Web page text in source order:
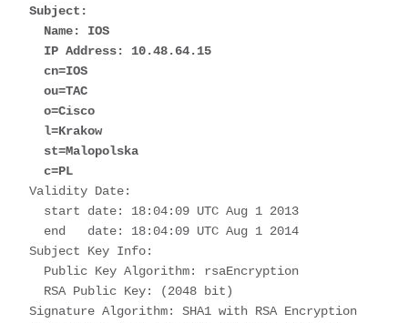
Subject:
Name: IOS
IP Address: 10.48.64.15
cn=IOS
ou=TAC
o=Cisco
l=Krakow
st=Malopolska
c=PL
Validity Date:
start date: 18:04:09 UTC Aug 1 2013
end   date: 18:04:09 UTC Aug 1 2014
Subject Key Info:
Public Key Algorithm: rsaEncryption
RSA Public Key: (2048 bit)
Signature Algorithm: SHA1 with RSA Encryption